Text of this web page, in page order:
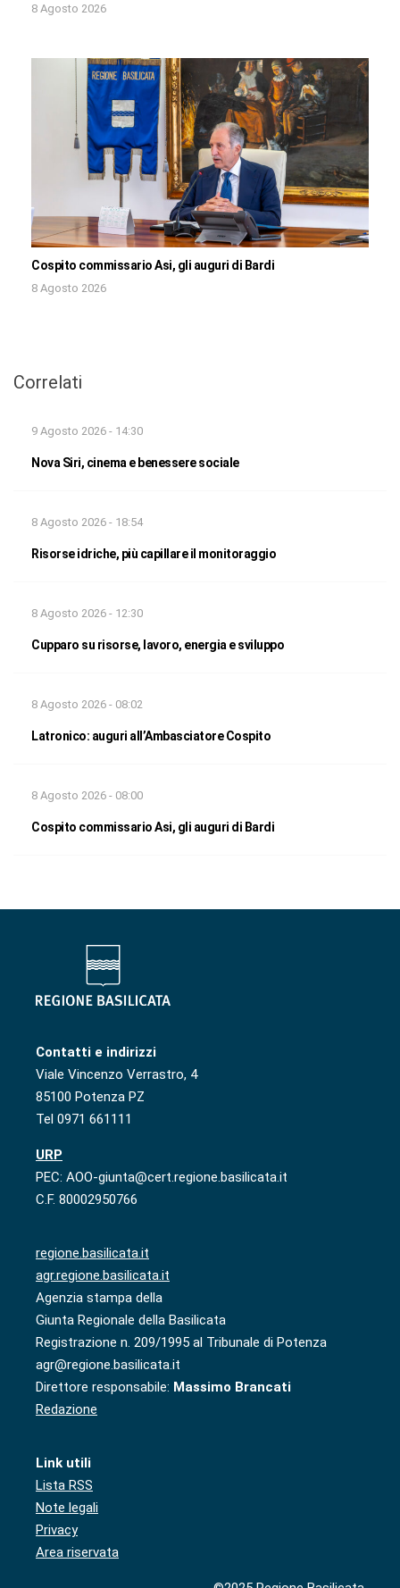
8 Agosto 2026
Cospito commissario Asi, gli auguri di Bardi
8 Agosto 2026
Correlati
9 Agosto 2026 - 14:30
Nova Siri, cinema e benessere sociale
8 Agosto 2026 - 18:54
Risorse idriche, più capillare il monitoraggio
8 Agosto 2026 - 12:30
Cupparo su risorse, lavoro, energia e sviluppo
8 Agosto 2026 - 08:02
Latronico: auguri all’Ambasciatore Cospito
8 Agosto 2026 - 08:00
Cospito commissario Asi, gli auguri di Bardi
Contatti e indirizzi
Viale Vincenzo Verrastro, 4
85100 Potenza PZ
Tel 0971 661111
URP
PEC: AOO-giunta@cert.regione.basilicata.it
C.F. 80002950766
regione.basilicata.it
agr.regione.basilicata.it
Agenzia stampa della
Giunta Regionale della Basilicata
Registrazione n. 209/1995 al Tribunale di Potenza
agr@regione.basilicata.it
Direttore responsabile: Massimo Brancati
Redazione
Link utili
Lista RSS
Note legali
Privacy
Area riservata